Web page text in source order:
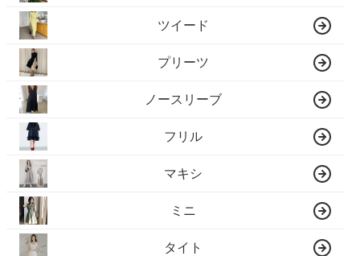
ツイード
プリーツ
ノースリーブ
フリル
マキシ
ミニ
タイト